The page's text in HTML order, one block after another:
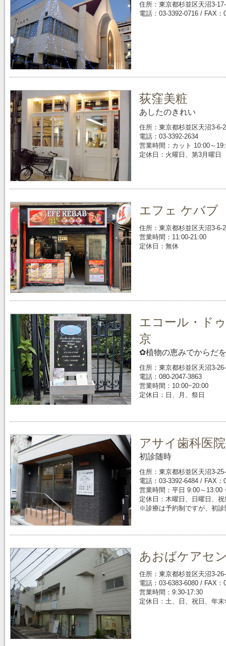
住所：東京都杉並区天沼3-
電話：03-3392-0716 / FAX：
荻窪美粧
あしたのきれい
住所：東京都杉並区天沼3-6-
電話：03-3392-2634
営業時間：カット 10:00～
定休日：火曜日、第3月曜日
エフェ ケバブ
住所：東京都杉並区天沼3-6-
営業時間：11:00-21:00
定休日：無休
エコール・ド
京
✿植物の恵みでからだ
住所：東京都杉並区天沼3-
電話：080-2047-3863
営業時間：10:00~20:00
定休日：日、月、祭日
アサイ歯科医院
初診随時
住所：東京都杉並区天沼3-
電話：03-3392-6484 / FAX：
営業時間：平日 9:00～13:00
定休日：木曜日、日曜日、祝
※診療は予約制ですが、初
あおばケアセ
住所：東京都杉並区天沼3-
電話：03-6383-6080 / FAX：
営業時間：9:30-17:30
定休日：土、日、祝日、年